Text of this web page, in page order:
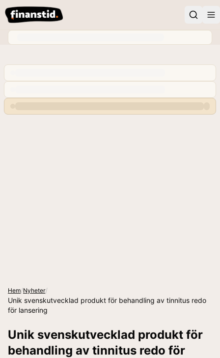
Hem/Nyheter/
Unik svenskutvecklad produkt för behandling av tinnitus redo
för lansering
Unik svenskutvecklad produkt för
behandling av tinnitus redo för